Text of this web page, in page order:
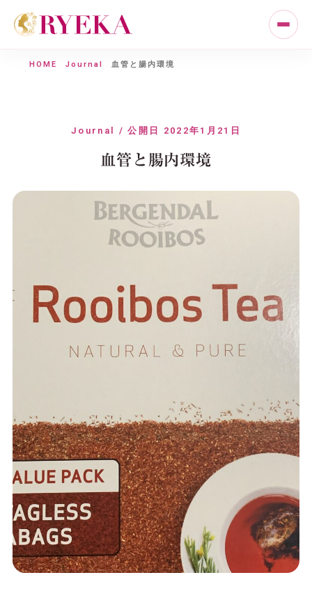
HOME Journal 血管と腸内環境
Journal / 公開日 2022年1月21日
血管と腸内環境